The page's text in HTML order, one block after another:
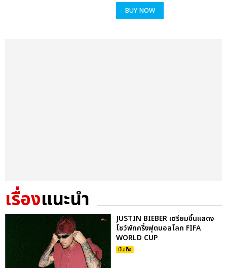
BUY NOW
เรื่องแนะนำ
JUSTIN BIEBER เตรียมขึ้นแสดง
โชว์พักครึ่งฟุตบอลโลก FIFA
WORLD CUP
บันเทิง